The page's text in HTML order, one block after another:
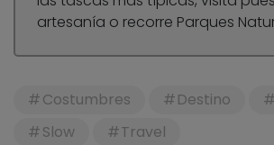
artesanía o recorre Parques
Costumbres Destino
Slow
Travel